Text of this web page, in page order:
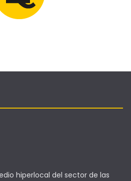
hiperlocal del sector de las